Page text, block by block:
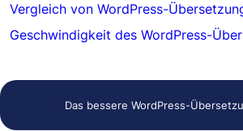
Vergleich von WordPress-
Geschwindigkeit des WordPress-
Das bessere WordPress-